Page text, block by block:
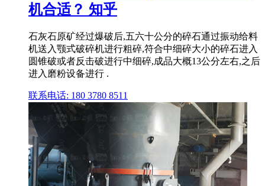
机合适？ 知乎
石灰石原矿经过爆破后,五六十公分的碎石通过振动给料
机送入颚式破碎机进行粗碎,符合中细碎大小的碎石进入
圆锥破或者反击破进行中细碎,成品大概13公分左右,之后
进入磨粉设备进行 .
联系电话: 180 3780 8511